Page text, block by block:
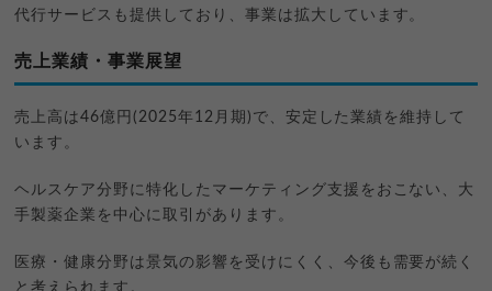
代行サービスも提供しており、事業は拡大しています。
売上業績・事業展望
売上高は46億円(2025年12月期)で、安定した業績を維持して
います。
ヘルスケア分野に特化したマーケティング支援をおこない、大
手製薬企業を中心に取引があります。
医療・健康分野は景気の影響を受けにくく、今後も需要が続く
と考えられます。